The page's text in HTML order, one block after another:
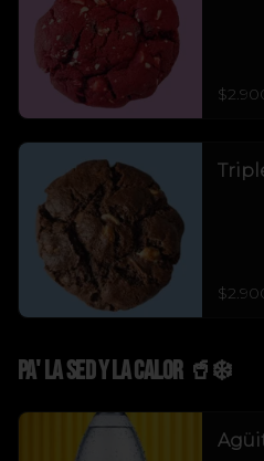
Pa' La Sed y La Calor 🥤❄️